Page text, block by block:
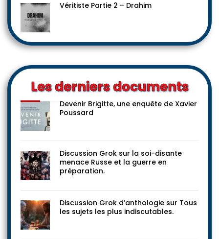
Véritiste Partie 2 – Drahim
Les derniers documents
Devenir Brigitte, une enquête de Xavier
Poussard
Discussion Grok sur la soi-disante
menace Russe et la guerre en
préparation.
Discussion Grok d’anthologie sur Tous
les sujets les plus indiscutables.